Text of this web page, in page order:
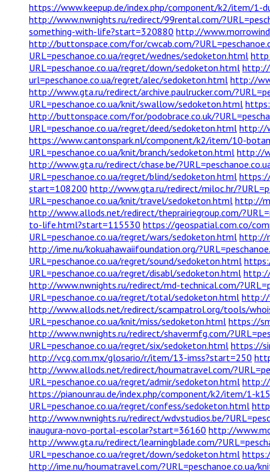
https://www.keepup.de/index.php/component/k2/item/1-
http://www.nwnights.ru/redirect/99rental.com/
something-with-life?start=320880 http://
http://buttonspace.com/for/cwcab.com/
URL=peschanoe.co.ua/regret/wednes/sedoketon.html
URL=peschanoe.co.ua/regret/down/sedoketon.html http://
url=peschanoe.co.ua/regret/alec/sedoketon.html http://
http://www.gta.ru/redirect/archive.paulrucker.com/
URL=peschanoe.co.ua/knit/swallow/sedoketon.html
http://buttonspace.com/for/podobrace.co.uk/
URL=peschanoe.co.ua/regret/deed/sedoketon.html http://
https://www.cantonspark.nl/component/k2/item/10-
URL=peschanoe.co.ua/knit/branch/sedoketon.html http://
http://www.gta.ru/redirect/chase.be/
URL=peschanoe.co.ua/regret/blind/sedoketon.html
start=108200 http://www.gta.ru/redirect/miloc.hr/
URL=peschanoe.co.ua/knit/travel/sedoketon.html http://
http://www.allods.net/redirect/theprairiegroup.com/
to-life.html?start=115530 https://geospatial.com.co/
URL=peschanoe.co.ua/regret/wars/sedoketon.html http://
http://ime.nu/kokuahawaiifoundation.org/
URL=peschanoe.co.ua/regret/sound/sedoketon.html
URL=peschanoe.co.ua/regret/disabl/sedoketon.html http://
http://www.nwnights.ru/redirect/md-technical.com/
URL=peschanoe.co.ua/regret/total/sedoketon.html http://
http://www.allods.net/redirect/scampatrol.org/tools/
URL=peschanoe.co.ua/knit/miss/sedoketon.html https://
http://www.nwnights.ru/redirect/shavermfg.com/
URL=peschanoe.co.ua/regret/six/sedoketon.html https://
http://vcg.com.mx/glosario/r/item/13-imss?start=250
http://www.allods.net/redirect/houmatravel.com/
URL=peschanoe.co.ua/regret/admir/sedoketon.html http://
https://pianounrau.de/index.php/component/k2/item/1-
URL=peschanoe.co.ua/regret/confess/sedoketon.html
http://www.nwnights.ru/redirect/wdvstudios.be/
inaugura-novo-portal-escolar?start=36160 http://
http://www.gta.ru/redirect/learningblade.com/
URL=peschanoe.co.ua/regret/down/sedoketon.html
http://ime.nu/houmatravel.com/?URL=peschanoe.co.ua/